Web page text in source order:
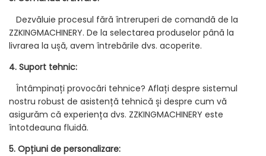
Dezvăluie procesul fără întreruperi de comandă de la
ZZKINGMACHINERY. De la selectarea produselor până la
livrarea la ușă, avem întrebările dvs. acoperite.
4. Suport tehnic:
Întâmpinați provocări tehnice? Aflați despre sistemul
nostru robust de asistență tehnică și despre cum vă
asigurăm că experiența dvs. ZZKINGMACHINERY este
întotdeauna fluidă.
5. Opțiuni de personalizare: